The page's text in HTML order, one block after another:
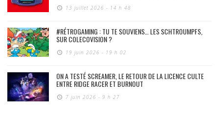
13 juillet 2026 - 14 h 48
#RÉTROGAMING : TU TE SOUVIENS… LES SCHTROUMPFS,
SUR COLECOVISION ?
19 juin 2026 - 19 h 02
ON A TESTÉ SCREAMER, LE RETOUR DE LA LICENCE CULTE
ENTRE RIDGE RACER ET BURNOUT
7 juin 2026 - 9 h 27